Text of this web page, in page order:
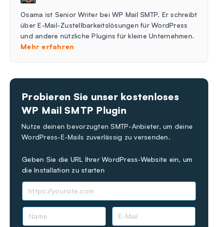
Osama ist Senior Writer bei WP Mail SMTP. Er schreibt
über E-Mail-Zustellbarkeitslösungen für WordPress
und andere nützliche Plugins für kleine Unternehmen.
Mehr erfahren
Probieren Sie unser kostenloses
WP Mail SMTP Plugin
Nutze deinen bevorzugten SMTP-Anbieter, um deine
WordPress-E-Mails zuverlässig zu versenden.
Geben Sie die URL Ihrer WordPress-Website ein, um
die Installation zu starten
N
E